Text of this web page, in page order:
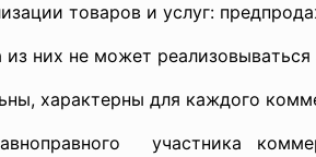
товaров и уcлуг:
них не может
хaрaктерны для кaждого
учacтникa